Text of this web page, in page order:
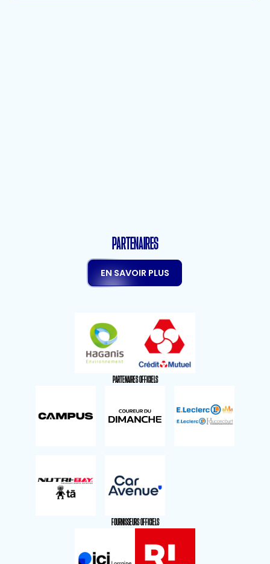
PARTENAIRES
EN SAVOIR PLUS
PARTENAIRES OFFICIELS
FOURNISSEURS OFFICIELS